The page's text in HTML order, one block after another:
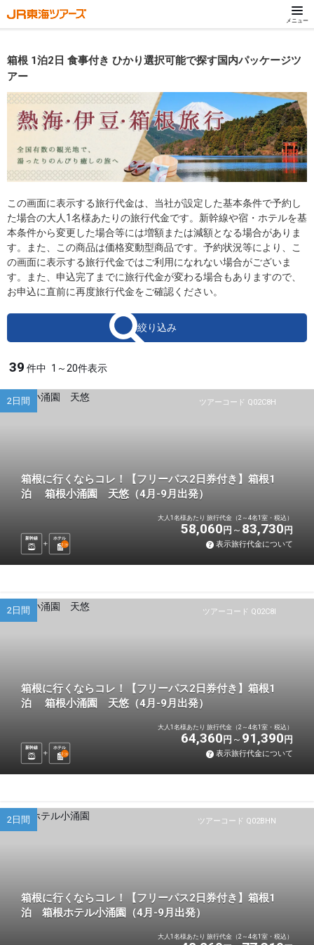
メニュー
箱根 1泊2日 食事付き ひかり選択可能で探す国内パッケージツ
アー
この画面に表示する旅行代金は、当社が設定した基本条件で予約し
た場合の大人1名様あたりの旅行代金です。新幹線や宿・ホテルを基
本条件から変更した場合等には増額または減額となる場合がありま
す。また、この商品は価格変動型商品です。予約状況等により、こ
の画面に表示する旅行代金ではご利用になれない場合がございま
す。また、申込完了までに旅行代金が変わる場合もありますので、
お申込に直前に再度旅行代金をご確認ください。
絞り込み
39 件中 1～20件表示
ツアーコード Q02C8H
2日間
箱根に行くならコレ！【フリーパス2日券付き】箱根1
泊 箱根小涌園 天悠（4月-9月出発）
新幹線
ホテル
1 泊
大人1名様あたり 旅行代金（2～4名1室・税込）
58,060 円 83,730 円
表示旅行代金について
ツアーコード Q02C8I
2日間
箱根に行くならコレ！【フリーパス2日券付き】箱根1
泊 箱根小涌園 天悠（4月-9月出発）
新幹線
ホテル
1 泊
大人1名様あたり 旅行代金（2～4名1室・税込）
64,360 円 91,390 円
表示旅行代金について
ツアーコード Q02BHN
2日間
箱根に行くならコレ！【フリーパス2日券付き】箱根1
泊 箱根ホテル小涌園（4月-9月出発）
大人1名様あたり 旅行代金（2～4名1室・税込）